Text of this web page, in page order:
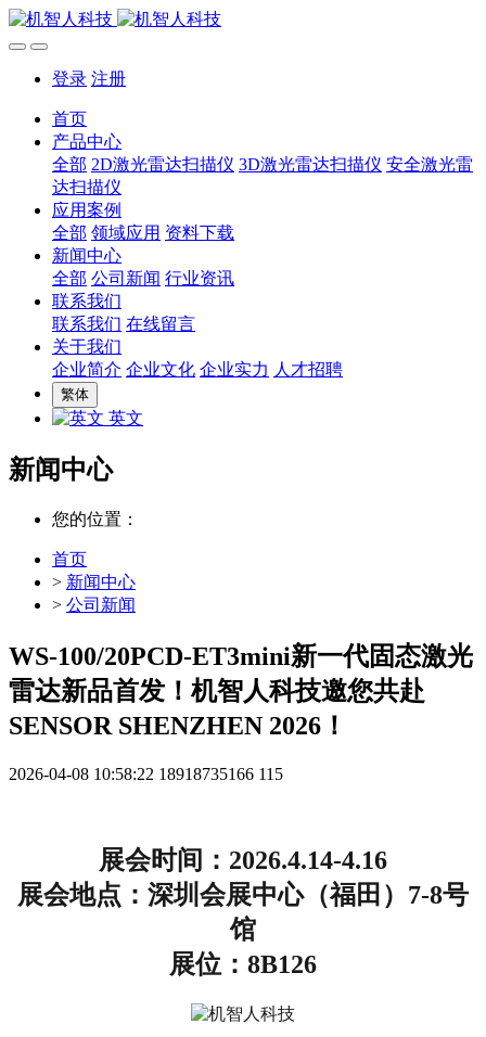
登录 注册
首页
产品中心
全部 2D激光雷达扫描仪 3D激光雷达扫描仪 安全激光雷
达扫描仪
应用案例
全部 领域应用 资料下载
新闻中心
全部 公司新闻 行业资讯
联系我们
联系我们 在线留言
关于我们
企业简介 企业文化 企业实力 人才招聘
繁体
英文
新闻中心
您的位置：
首页
> 新闻中心
> 公司新闻
WS-100/20PCD-ET3mini新一代固态激光
雷达新品首发！机智人科技邀您共赴
SENSOR SHENZHEN 2026！
2026-04-08 10:58:22 18918735166 115
展会时间： 2026.4.14-4.16
展会地点：深圳会展中心（福田） 7-8号
馆
展位： 8B126